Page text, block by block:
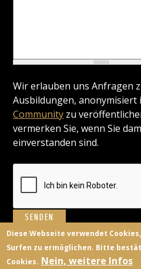
Wir erlauben uns Anfragen
Ausbildungen, anonymisiert
Community zu
vermerken Sie, wenn Sie
einverstanden sind.
BILDUNGSANBIETER KONTAKT
Diese Webseite verwendet
Surfen zu ermöglichen. Bitte
Cookies. Nein, weitere Infos